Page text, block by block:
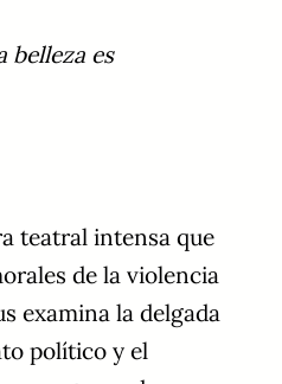
belleza es
teatral intensa que
de la violencia
examina la delgada
político y el